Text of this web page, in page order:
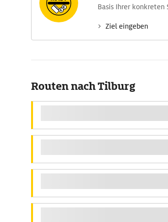
Basis Ihrer konkreten
Ziel eingeben
Routen nach Tilburg